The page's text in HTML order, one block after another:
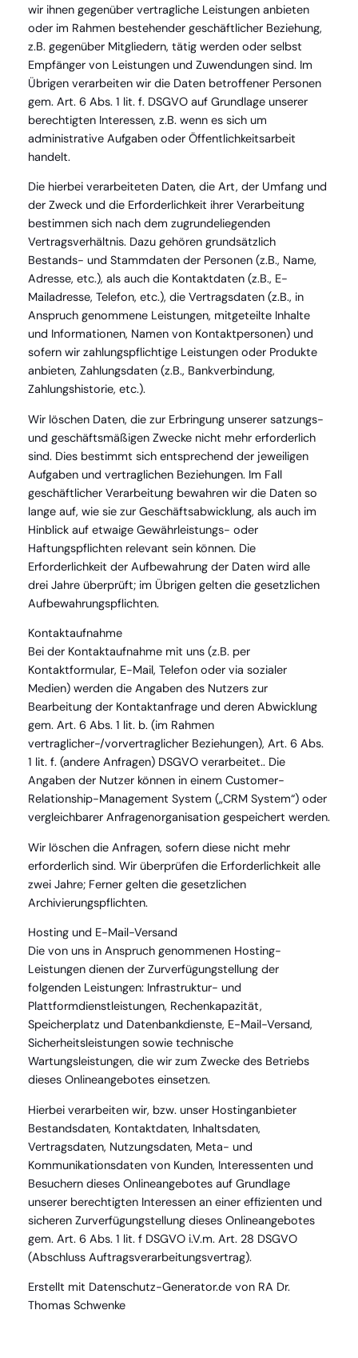
wir ihnen gegenüber vertragliche Leistungen anbieten
oder im Rahmen bestehender geschäftlicher Beziehung,
z.B. gegenüber Mitgliedern, tätig werden oder selbst
Empfänger von Leistungen und Zuwendungen sind. Im
Übrigen verarbeiten wir die Daten betroffener Personen
gem. Art. 6 Abs. 1 lit. f. DSGVO auf Grundlage unserer
berechtigten Interessen, z.B. wenn es sich um
administrative Aufgaben oder Öffentlichkeitsarbeit
handelt.
Die hierbei verarbeiteten Daten, die Art, der Umfang und
der Zweck und die Erforderlichkeit ihrer Verarbeitung
bestimmen sich nach dem zugrundeliegenden
Vertragsverhältnis. Dazu gehören grundsätzlich
Bestands- und Stammdaten der Personen (z.B., Name,
Adresse, etc.), als auch die Kontaktdaten (z.B., E-
Mailadresse, Telefon, etc.), die Vertragsdaten (z.B., in
Anspruch genommene Leistungen, mitgeteilte Inhalte
und Informationen, Namen von Kontaktpersonen) und
sofern wir zahlungspflichtige Leistungen oder Produkte
anbieten, Zahlungsdaten (z.B., Bankverbindung,
Zahlungshistorie, etc.).
Wir löschen Daten, die zur Erbringung unserer satzungs-
und geschäftsmäßigen Zwecke nicht mehr erforderlich
sind. Dies bestimmt sich entsprechend der jeweiligen
Aufgaben und vertraglichen Beziehungen. Im Fall
geschäftlicher Verarbeitung bewahren wir die Daten so
lange auf, wie sie zur Geschäftsabwicklung, als auch im
Hinblick auf etwaige Gewährleistungs- oder
Haftungspflichten relevant sein können. Die
Erforderlichkeit der Aufbewahrung der Daten wird alle
drei Jahre überprüft; im Übrigen gelten die gesetzlichen
Aufbewahrungspflichten.
Kontaktaufnahme
Bei der Kontaktaufnahme mit uns (z.B. per
Kontaktformular, E-Mail, Telefon oder via sozialer
Medien) werden die Angaben des Nutzers zur
Bearbeitung der Kontaktanfrage und deren Abwicklung
gem. Art. 6 Abs. 1 lit. b. (im Rahmen
vertraglicher-/vorvertraglicher Beziehungen), Art. 6 Abs.
1 lit. f. (andere Anfragen) DSGVO verarbeitet.. Die
Angaben der Nutzer können in einem Customer-
Relationship-Management System („CRM System“) oder
vergleichbarer Anfragenorganisation gespeichert werden.
Wir löschen die Anfragen, sofern diese nicht mehr
erforderlich sind. Wir überprüfen die Erforderlichkeit alle
zwei Jahre; Ferner gelten die gesetzlichen
Archivierungspflichten.
Hosting und E-Mail-Versand
Die von uns in Anspruch genommenen Hosting-
Leistungen dienen der Zurverfügungstellung der
folgenden Leistungen: Infrastruktur- und
Plattformdienstleistungen, Rechenkapazität,
Speicherplatz und Datenbankdienste, E-Mail-Versand,
Sicherheitsleistungen sowie technische
Wartungsleistungen, die wir zum Zwecke des Betriebs
dieses Onlineangebotes einsetzen.
Hierbei verarbeiten wir, bzw. unser Hostinganbieter
Bestandsdaten, Kontaktdaten, Inhaltsdaten,
Vertragsdaten, Nutzungsdaten, Meta- und
Kommunikationsdaten von Kunden, Interessenten und
Besuchern dieses Onlineangebotes auf Grundlage
unserer berechtigten Interessen an einer effizienten und
sicheren Zurverfügungstellung dieses Onlineangebotes
gem. Art. 6 Abs. 1 lit. f DSGVO i.V.m. Art. 28 DSGVO
(Abschluss Auftragsverarbeitungsvertrag).
Erstellt mit Datenschutz-Generator.de von RA Dr.
Thomas Schwenke